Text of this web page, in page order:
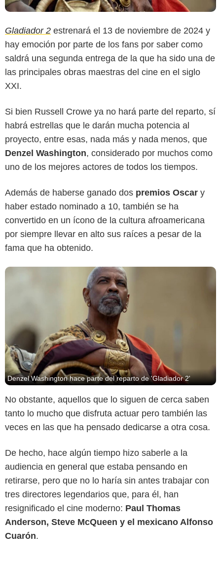
Gladiador 2 estrenará el 13 de noviembre de 2024 y
hay emoción por parte de los fans por saber como
saldrá una segunda entrega de la que ha sido una de
las principales obras maestras del cine en el siglo
XXI.
Si bien Russell Crowe ya no hará parte del reparto, sí
habrá estrellas que le darán mucha potencia al
proyecto, entre esas, nada más y nada menos, que
Denzel Washington, considerado por muchos como
uno de los mejores actores de todos los tiempos.
Además de haberse ganado dos premios Oscar y
haber estado nominado a 10, también se ha
convertido en un ícono de la cultura afroamericana
por siempre llevar en alto sus raíces a pesar de la
fama que ha obtenido.
Paramount Pictures
Denzel Washington hace parte del reparto de 'Gladiador 2'
No obstante, aquellos que lo siguen de cerca saben
tanto lo mucho que disfruta actuar pero también las
veces en las que ha pensado dedicarse a otra cosa.
De hecho, hace algún tiempo hizo saberle a la
audiencia en general que estaba pensando en
retirarse, pero que no lo haría sin antes trabajar con
tres directores legendarios que, para él, han
resignificado el cine moderno: Paul Thomas
Anderson, Steve McQueen y el mexicano Alfonso
Cuarón.